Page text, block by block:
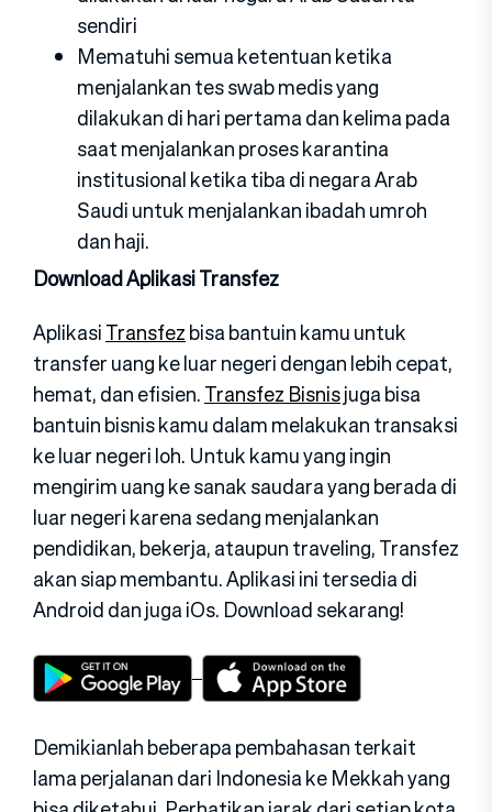
sendiri
Mematuhi semua ketentuan ketika
menjalankan tes swab medis yang
dilakukan di hari pertama dan kelima pada
saat menjalankan proses karantina
institusional ketika tiba di negara Arab
Saudi untuk menjalankan ibadah umroh
dan haji.
Download Aplikasi Transfez
AplikasiTransfezbisa bantuin kamu untuk
transfer uang ke luar negeri dengan lebih cepat,
hemat, dan efisien.Transfez Bisnisjuga bisa
bantuin bisnis kamu dalam melakukan transaksi
ke luar negeri loh. Untuk kamu yang ingin
mengirim uang ke sanak saudara yang berada di
luar negeri karena sedang menjalankan
pendidikan, bekerja, ataupun traveling, Transfez
akan siap membantu. Aplikasi ini tersedia di
Android dan juga iOs. Download sekarang!
Demikianlah beberapa pembahasan terkait
lama perjalanan dari Indonesia ke Mekkah yang